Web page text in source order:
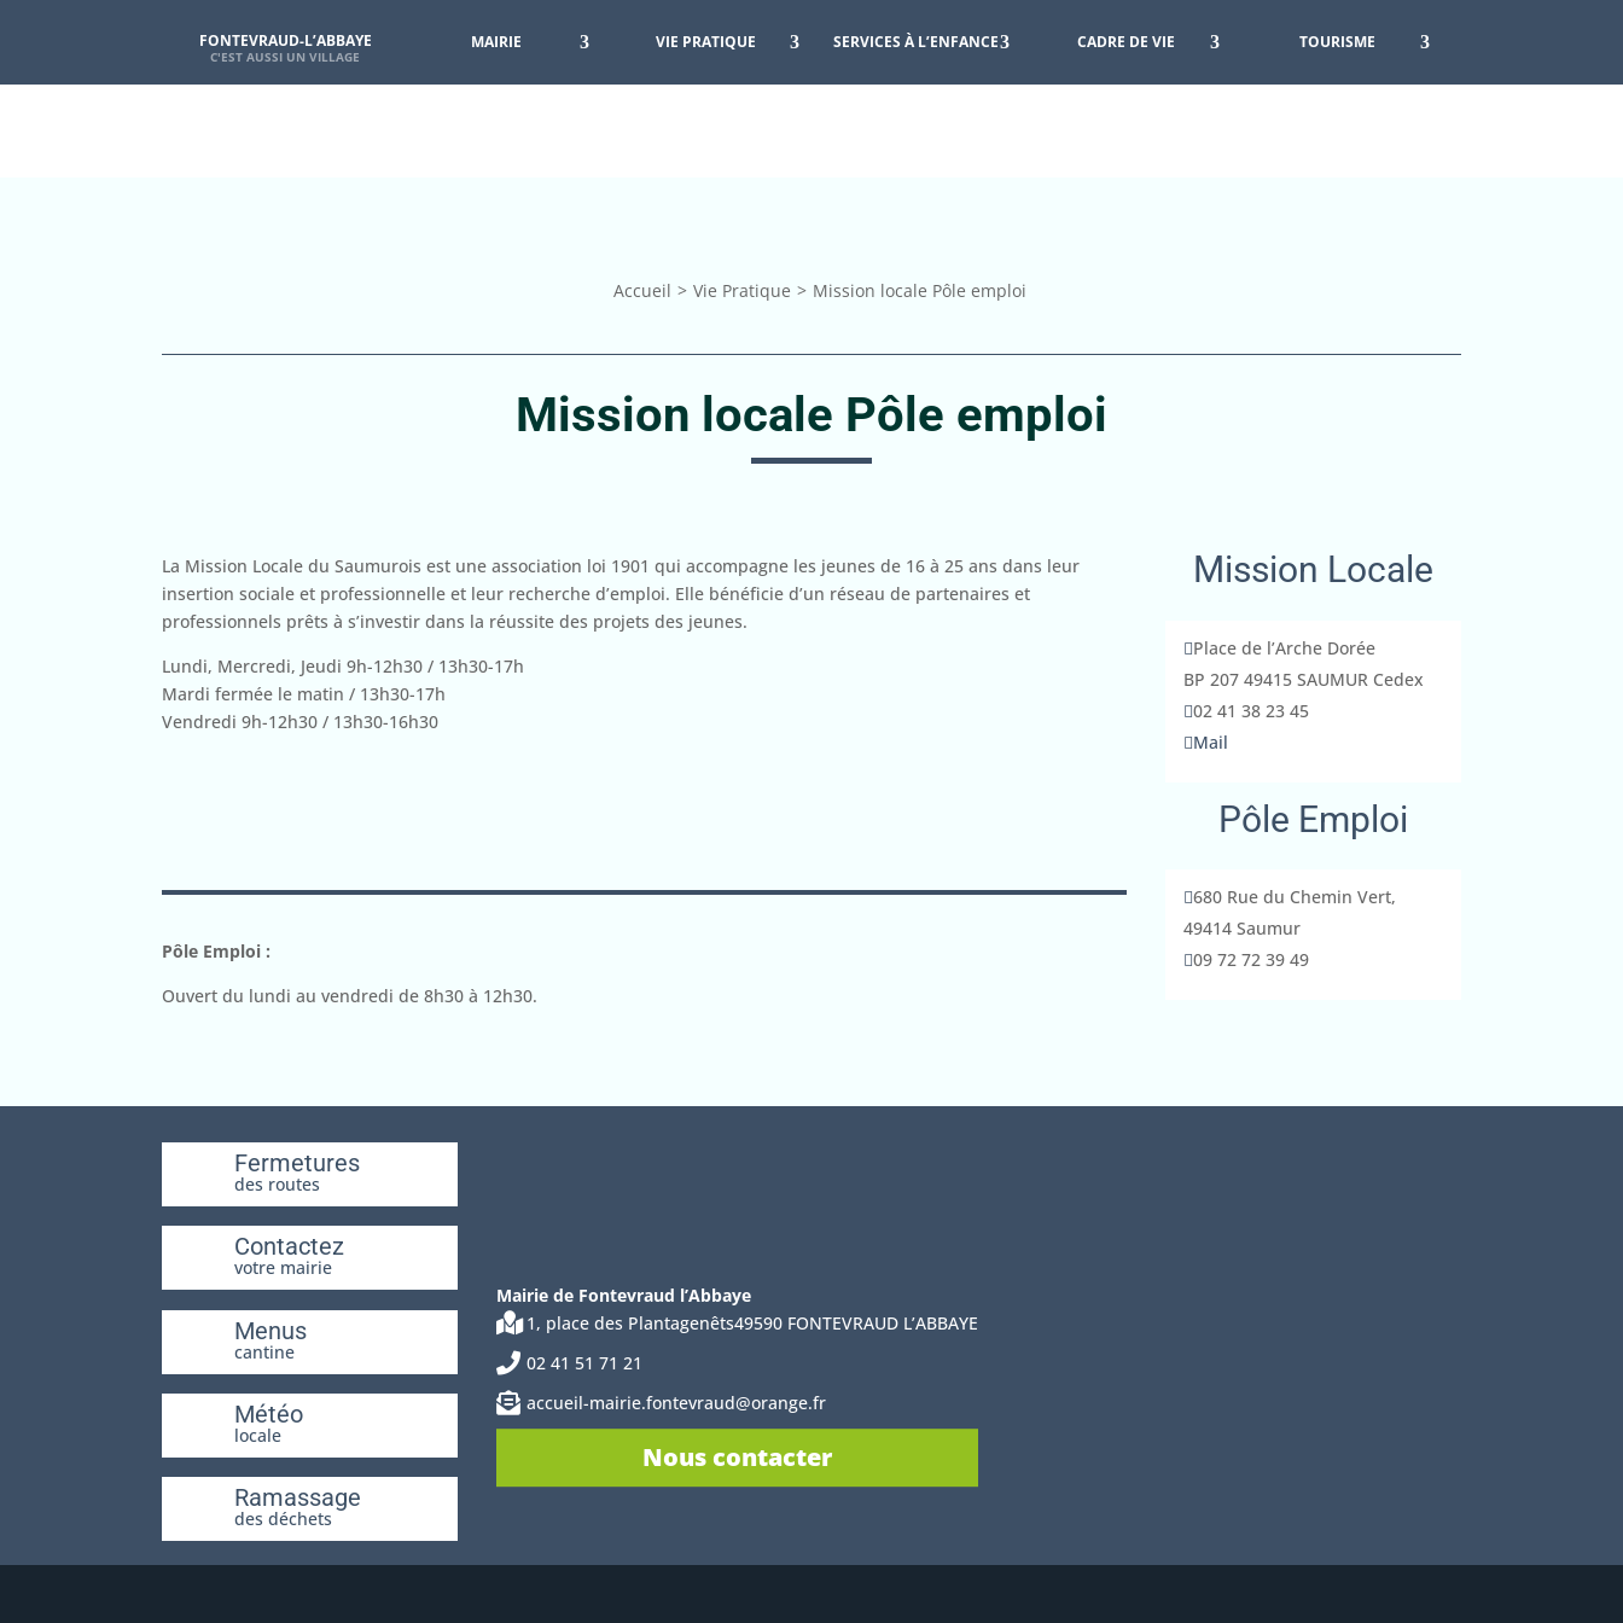
FONTEVRAUD-L’ABBAYE MAIRIE VIE PRATIQUE SERVICES À L’ENFANCE CADRE DE VIE TOURISME
Accueil Vie Pratique Mission locale Pôle emploi
Mission locale Pôle emploi
La Mission Locale du Saumurois est une association loi 1901 qui accompagne les jeunes de 16 à 25 ans dans leur
insertion sociale et professionnelle et leur recherche d’emploi. Elle bénéficie d’un réseau de partenaires et
professionnels prêts à s’investir dans la réussite des projets des jeunes.
Lundi, Mercredi, Jeudi 9h-12h30 / 13h30-17h
Mardi fermée le matin / 13h30-17h
Vendredi 9h-12h30 / 13h30-16h30
Pôle Emploi :
Ouvert du lundi au vendredi de 8h30 à 12h30.
Mission Locale
Place de l’Arche Dorée
BP 207 49415 SAUMUR Cedex
02 41 38 23 45
Mail
Pôle Emploi
680 Rue du Chemin Vert,
49414 Saumur
09 72 72 39 49
Fermetures
des routes
Contactez
votre mairie
Menus
cantine
Météo
locale
Ramassage
des déchets
Mairie de Fontevraud l’Abbaye
1, place des Plantagenêts49590 FONTEVRAUD L’ABBAYE
02 41 51 71 21
accueil-mairie.fontevraud@orange.fr
Nous contacter